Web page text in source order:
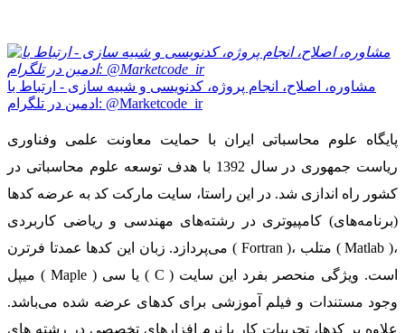
مشاوره، اصلاح، انجام پروژه، کدنویسی و شبیه سازی - ارتباط با
ادمین در تلگرام: @Marketcode_ir
پایگاه علوم محاسباتی ایران با حمایت معاونت علمی وفناوری
ریاست جمهوری در سال 1392 با هدف توسعه علوم محاسباتی در
کشور راه اندازی شد. در این راستا، سایت مارکت کد به عرضه کدها
(برنامه‌های) کامپیوتری در رشته‌های مهندسی و ریاضی کاربردی
می‌پردازد. زبان این کدها عمدتا فرترن ( Fortran )، متلب ( Matlab )،
میپل ( Maple ) یا سی ( C ) است. ویژگی منحصر بفرد این سایت
وجود مستندات و فیلم آموزشی برای کدهای عرضه شده می‌باشد.
علاوه بر کدها، تجربیات کار با نرم افزارهای تخصصی در رشته های